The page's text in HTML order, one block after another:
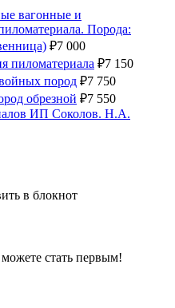
вагонные и
Порода:
₽7 000
пиломатериала ₽7 150
пород ₽7 750
обрезной ₽7 550
ИП Соколов. Н.А.
в блокнот
стать первым!